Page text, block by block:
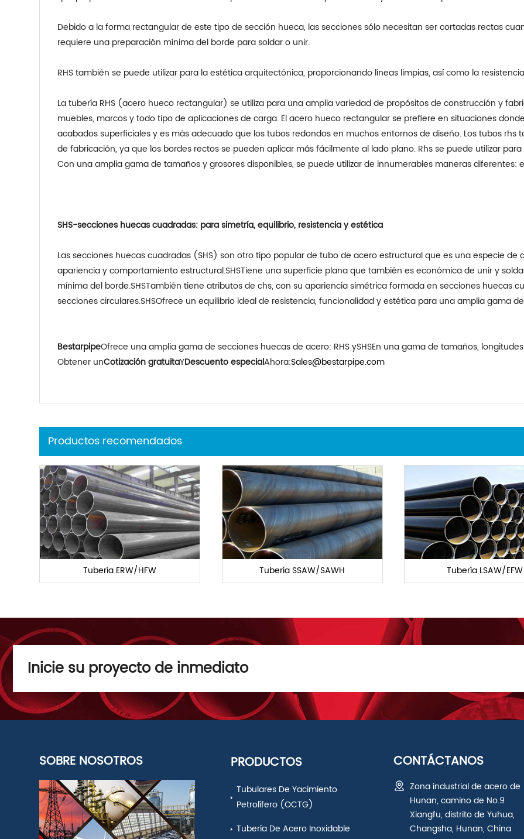
Debido a la forma rectangular de este tipo de sección hueca, las secciones sólo necesitan ser cortadas rectas
requiere una preparación mínima del borde para soldar o unir.
RHS también se puede utilizar para la estética arquitectónica, proporcionando líneas limpias, así como la
La tubería RHS (acero hueco rectangular) se utiliza para una amplia variedad de propósitos de construcción y
muebles, marcos y todo tipo de aplicaciones de carga. El acero hueco rectangular se prefiere en situaciones
acabados superficiales y es más adecuado que los tubos redondos en muchos entornos de diseño. Los tubos
de fabricación, ya que los bordes rectos se pueden aplicar más fácilmente al lado plano. Rhs se puede utilizar
Con una amplia gama de tamaños y grosores disponibles, se puede utilizar de innumerables maneras diferentes:
SHS-secciones huecas cuadradas: para simetría, equilibrio, resistencia y estética
Las secciones huecas cuadradas (SHS) son otro tipo popular de tubo de acero estructural que es una especie de
apariencia y comportamiento estructural.SHSTiene una superficie plana que también es económica de unir y
mínima del borde.SHSTambién tiene atributos de chs, con su apariencia simétrica formada en secciones huecas
secciones circulares.SHSOfrece un equilibrio ideal de resistencia, funcionalidad y estética para una amplia gama
BestarpipeOfrece una amplia gama de secciones huecas de acero: RHS ySHSEn una gama de tamaños,
Obtener unCotización gratuitaYDescuento especialAhora:Sales@bestarpipe.com
Productos recomendados
Tubería ERW/HFW Tubería SSAW/SAWH Tubería LSAW/EFW
Inicie su proyecto de inmediato
SOBRE NOSOTROS PRODUCTOS
Tubulares De Yacimiento
Petrolífero (OCTG)
Tubería De Acero Inoxidable
CONTÁCTANOS
Zona industrial de acero de
Hunan, camino de No.9
Xiangfu, distrito de Yuhua,
Changsha, Hunan, China